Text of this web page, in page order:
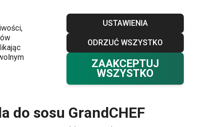
USTAWIENIA
ODRZUĆ WSZYSTKO
ZAAKCEPTUJ
WSZYSTKO
Blog Klub TESCOMA Kontakt
Ulubione Zaloguj się
0 Twój koszyk
0,00 zł
do sosu GrandCHEF